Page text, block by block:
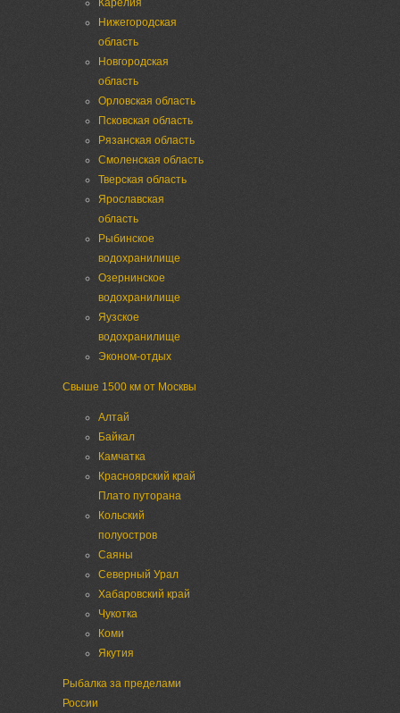
Карелия
Нижегородская
область
Новгородская
область
Орловская область
Псковская область
Рязанская область
Смоленская область
Тверская область
Ярославская
область
Рыбинское
водохранилище
Озернинское
водохранилище
Яузское
водохранилище
Эконом-отдых
Свыше 1500 км от Москвы
Алтай
Байкал
Камчатка
Красноярский край
Плато путорана
Кольский
полуостров
Саяны
Северный Урал
Хабаровский край
Чукотка
Коми
Якутия
Рыбалка за пределами
России